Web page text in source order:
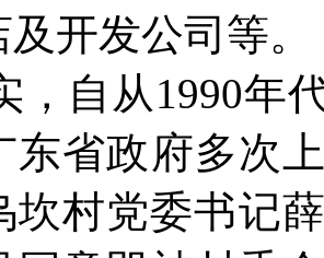
开发公司等。
，自从1990年
东省政府多次
坎村党委书记